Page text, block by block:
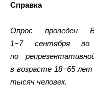
Справка
Опрос проведен
1−7 сентября во
по
в возрасте 18−65 лет
тысяч человек.